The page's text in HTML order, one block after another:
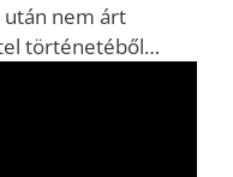
után nem árt
történetéből…